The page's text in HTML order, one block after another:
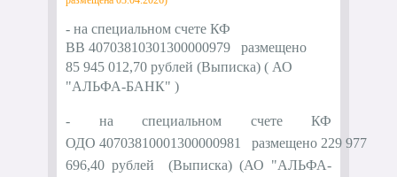
- на специальном счете КФ
ВВ 40703810301300000979
размещено
85 945 012,70 рублей (Выписка) ( АО
"АЛЬФА-БАНК" )
- на специальном счете КФ
ОДО 40703810001300000981
размещено 229 977
696,40 рублей (Выписка) (АО "АЛЬФА-